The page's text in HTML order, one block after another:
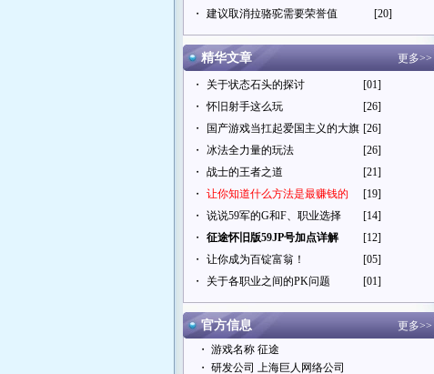
・
建议取消拉骆驼需要荣誉值 [20]
精华文章 更多>>
・ 关于状态石头的探讨
[01]
・
怀旧射手这么玩
[26]
・
国产游戏当扛起爱国主义的大旗 [26]
・
冰法全力量的玩法
[26]
・
战士的王者之道
[21]
・
让你知道什么方法是最赚钱的
[19]
・
说说59军的G和F、职业选择
[14]
・
征途怀旧版59JP号加点详解
[12]
・
让你成为百锭富翁！
[05]
・
关于各职业之间的PK问题 [01]
官方信息
更多>>
・ 游戏名称 征途
・ 研发公司 上海巨人网络公司